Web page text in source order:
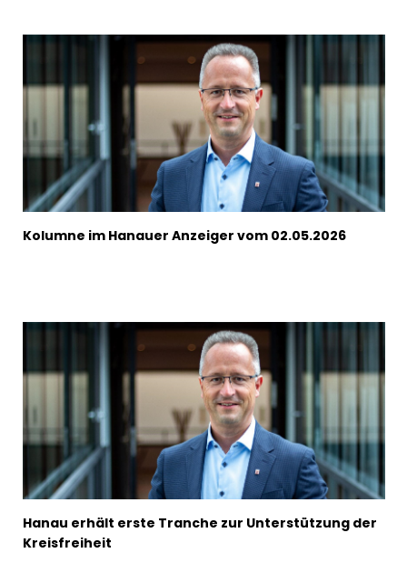
Kolumne im Hanauer Anzeiger vom 02.05.2026
Hanau erhält erste Tranche zur Unterstützung der
Kreisfreiheit